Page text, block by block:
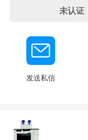
未认证
发送私信